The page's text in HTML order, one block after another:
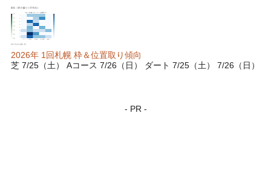
2026年 1回札幌 枠＆位置取り傾向
芝 7/25（土） Aコース 7/26（日） ダート 7/25（土） 7/26（日）
- PR -